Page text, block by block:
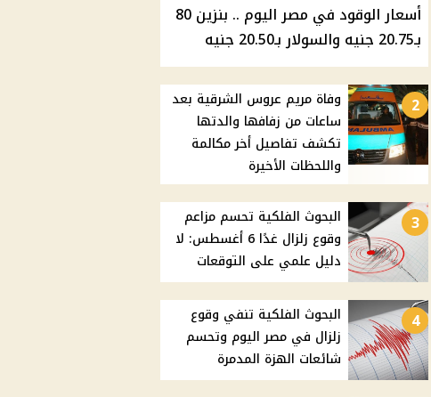
أسعار الوقود في مصر اليوم .. بنزين 80
بـ20.75 جنيه والسولار بـ20.50 جنيه
2
وفاة مريم عروس الشرقية بعد
ساعات من زفافها والدتها
تكشف تفاصيل أخر مكالمة
واللحظات الأخيرة
3
البحوث الفلكية تحسم مزاعم
وقوع زلزال غدًا 6 أغسطس: لا
دليل علمي على التوقعات
4
البحوث الفلكية تنفي وقوع
زلزال في مصر اليوم وتحسم
شائعات الهزة المدمرة